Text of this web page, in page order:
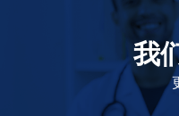
我
致力于提高